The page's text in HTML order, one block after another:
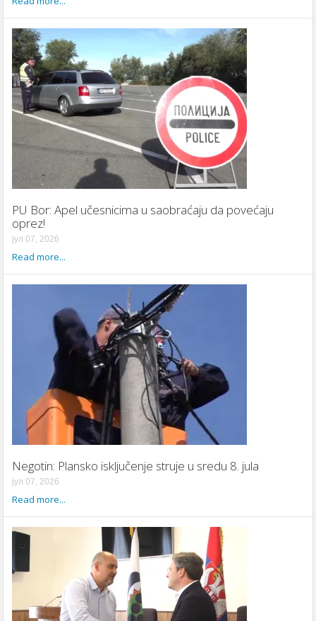
PU Bor: Apel učesnicima u saobraćaju da povećaju
oprez!
јул 07, 2026
Read more...
Negotin: Plansko isključenje struje u sredu 8. jula
јул 07, 2026
Read more...